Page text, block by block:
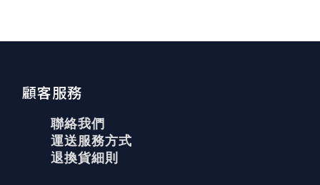
顧客服務
聯絡我們
運送服務方式
退換貨細則